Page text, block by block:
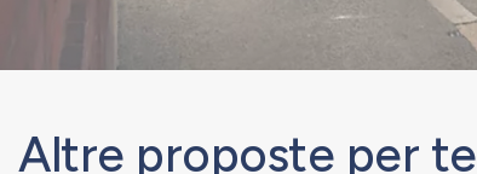
Altre proposte per te